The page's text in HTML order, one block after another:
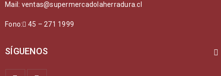
Mail: ventas@supermercadolaherradura.cl
Fono: 45 – 271 1999
SÍGUENOS